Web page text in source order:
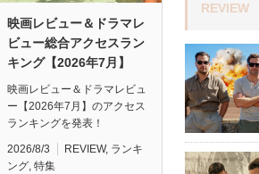
映画レビュー＆ドラマレ
ビュー総合アクセスラン
キング【2026年7月】
映画レビュー＆ドラマレビュ
ー【2026年7月】のアクセス
ランキングを発表！
2026/8/3 REVIEW, ランキ
ング 特集
REVIEW